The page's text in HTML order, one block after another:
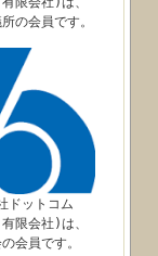
の会員です。
ドットコム
限会社)は、
会員です。